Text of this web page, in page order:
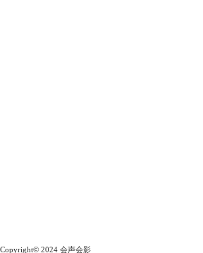
Copyright© 2024 会声会影